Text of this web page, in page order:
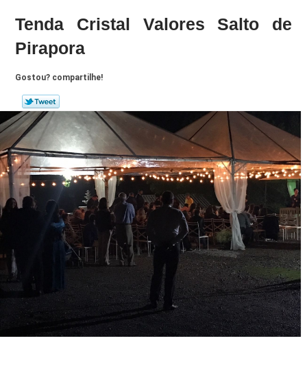
Tenda Cristal Valores Salto de
Pirapora
Gostou? compartilhe!